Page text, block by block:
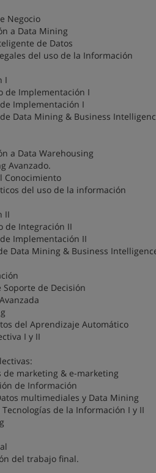
Negocio
a Data Mining
de Datos
del uso de la Información
I
de Implementación I
Implementación I
Data Mining & Business
a Data Warehousing
Avanzado.
Conocimiento
del uso de la información
II
de Integración II
Implementación II
Data Mining & Business
Soporte de Decisión
del Aprendizaje Automático
I y II
de marketing & e-marketing
de Información
multimediales y Data Mining
Tecnologías de la Información I y II
del trabajo final.